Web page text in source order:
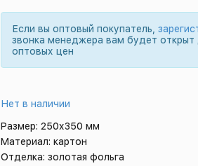
Если вы оптовый покупатель,
звонка менеджера вам будет открыт
оптовых цен
Нет в наличии
Размер: 250х350 мм
Материал: картон
Отделка: золотая фольга